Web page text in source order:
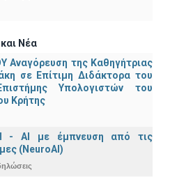
Νέα
Αναγόρευση της Καθηγήτριας
σε Επίτιμη Διδάκτορα του
Υπολογιστών του
Κρήτης
- ΑΙ με έμπνευση από τις
(NeuroAI)